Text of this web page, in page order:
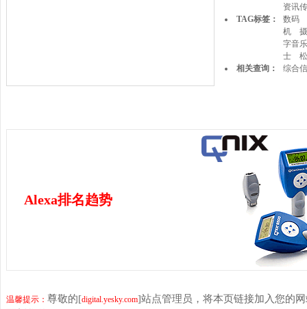
资讯
TAG标签：
数码
机
字音乐
士
相关查询：
综合
Alexa排名趋势
温馨提示： 尊敬的[digital.yesky.com]站点管理员，将本页链接加入您的